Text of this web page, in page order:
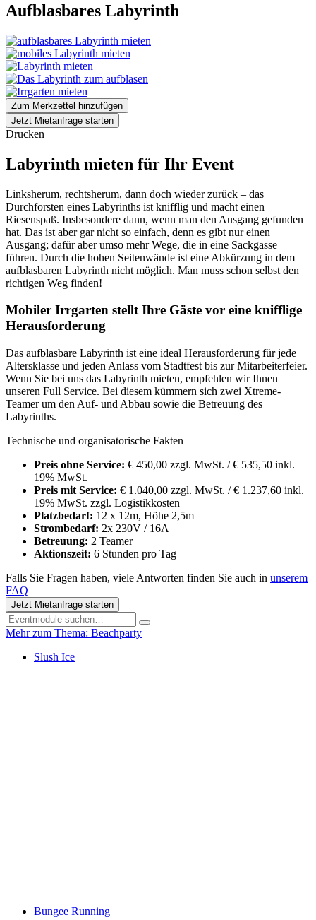
Aufblasbares Labyrinth
Zum Merkzettel hinzufügen
Jetzt Mietanfrage starten
Drucken
Labyrinth mieten für Ihr Event
Linksherum, rechtsherum, dann doch wieder zurück – das
Durchforsten eines Labyrinths ist knifflig und macht einen
Riesenspaß. Insbesondere dann, wenn man den Ausgang gefunden
hat. Das ist aber gar nicht so einfach, denn es gibt nur einen
Ausgang; dafür aber umso mehr Wege, die in eine Sackgasse
führen. Durch die hohen Seitenwände ist eine Abkürzung in dem
aufblasbaren Labyrinth nicht möglich. Man muss schon selbst den
richtigen Weg finden!
Mobiler Irrgarten stellt Ihre Gäste vor eine knifflige
Herausforderung
Das aufblasbare Labyrinth ist eine ideal Herausforderung für jede
Altersklasse und jeden Anlass vom Stadtfest bis zur Mitarbeiterfeier.
Wenn Sie bei uns das Labyrinth mieten, empfehlen wir Ihnen
unseren Full Service. Bei diesem kümmern sich zwei Xtreme-
Teamer um den Auf- und Abbau sowie die Betreuung des
Labyrinths.
Technische und organisatorische Fakten
Preis ohne Service: € 450,00 zzgl. MwSt. / € 535,50 inkl.
19% MwSt.
Preis mit Service: € 1.040,00 zzgl. MwSt. / € 1.237,60 inkl.
19% MwSt. zzgl. Logistikkosten
Platzbedarf: 12 x 12m, Höhe 2,5m
Strombedarf: 2x 230V / 16A
Betreuung: 2 Teamer
Aktionszeit: 6 Stunden pro Tag
Falls Sie Fragen haben, viele Antworten finden Sie auch in unserem
FAQ
Jetzt Mietanfrage starten
Mehr zum Thema: Beachparty
Slush Ice
Bungee Running